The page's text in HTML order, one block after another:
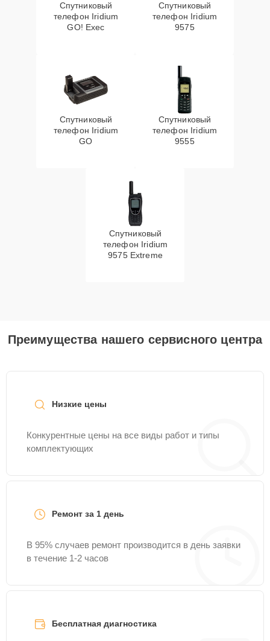
Спутниковый
телефон Iridium
GO! Exec
Спутниковый
телефон Iridium
9575
Спутниковый
телефон Iridium
GO
Спутниковый
телефон Iridium
9555
Спутниковый
телефон Iridium
9575 Extreme
Преимущества нашего сервисного центра
Низкие цены
Конкурентные цены на все виды работ и типы
комплектующих
Ремонт за 1 день
В 95% случаев ремонт производится в день заявки
в течение 1-2 часов
Бесплатная диагностика